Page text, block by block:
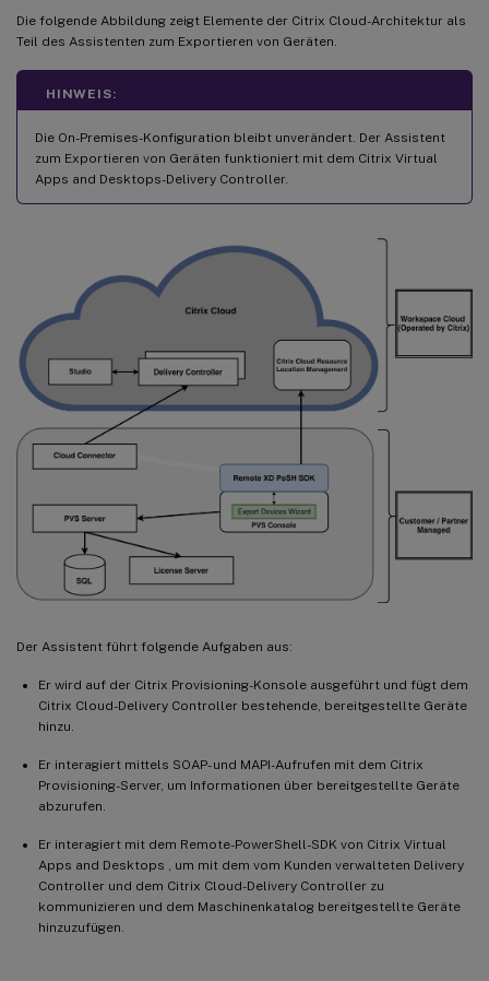
Die folgende Abbildung zeigt Elemente der Citrix Cloud-Architektur als
Teil des Assistenten zum Exportieren von Geräten.
HINWEIS:
Die On-Premises-Konfiguration bleibt unverändert. Der Assistent
zum Exportieren von Geräten funktioniert mit dem Citrix Virtual
Apps and Desktops-Delivery Controller.
Der Assistent führt folgende Aufgaben aus:
Er wird auf der Citrix Provisioning-Konsole ausgeführt und fügt dem
Citrix Cloud-Delivery Controller bestehende, bereitgestellte Geräte
hinzu.
Er interagiert mittels SOAP- und MAPI-Aufrufen mit dem Citrix
Provisioning-Server, um Informationen über bereitgestellte Geräte
abzurufen.
Er interagiert mit dem Remote-PowerShell-SDK von Citrix Virtual
Apps and Desktops , um mit dem vom Kunden verwalteten Delivery
Controller und dem Citrix Cloud-Delivery Controller zu
kommunizieren und dem Maschinenkatalog bereitgestellte Geräte
hinzuzufügen.